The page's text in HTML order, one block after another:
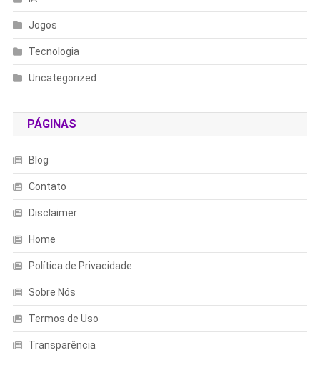
Jogos
Tecnologia
Uncategorized
PÁGINAS
Blog
Contato
Disclaimer
Home
Política de Privacidade
Sobre Nós
Termos de Uso
Transparência